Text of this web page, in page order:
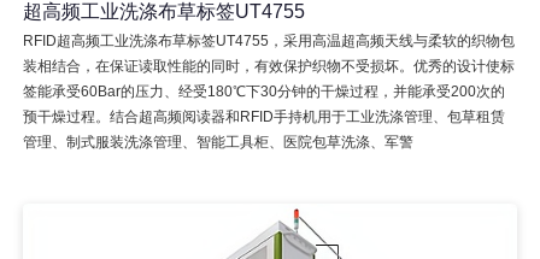
超高频工业洗涤布草标签UT4755
RFID超高频工业洗涤布草标签UT4755，采用高温超高频天线与柔软的织物包
装相结合，在保证读取性能的同时，有效保护织物不受损坏。优秀的设计使标
签能承受60Bar的压力、经受180℃下30分钟的干燥过程，并能承受200次的
预干燥过程。结合超高频阅读器和RFID手持机用于工业洗涤管理、包草租赁
管理、制式服装洗涤管理、智能工具柜、医院包草洗涤、军警